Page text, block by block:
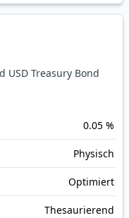
USD Treasury Bond
0.05 %
Physisch
Optimiert
Thesaurierend